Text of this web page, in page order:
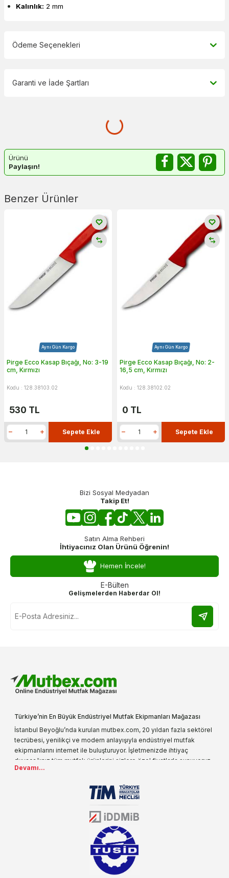
Kalınlık: 2 mm
Ödeme Seçenekleri
Garanti ve İade Şartları
Ürünü
Paylaşın!
Benzer Ürünler
Aynı Gün Kargo
Pirge Ecco Kasap Bıçağı, No: 3-19
cm, Kırmızı
Kodu : 128.38103.02
530 TL
Sepete Ekle
Aynı Gün Kargo
Pirge Ecco Kasap Bıçağı, No: 2-
16,5 cm, Kırmızı
Kodu : 128.38102.02
0 TL
Sepete Ekle
Bizi Sosyal Medyadan
Takip Et!
Satın Alma Rehberi
İhtiyacınız Olan Ürünü Öğrenin!
Hemen İncele!
E-Bülten
Gelişmelerden Haberdar Ol!
Türkiye’nin En Büyük Endüstriyel Mutfak Ekipmanları Mağazası
İstanbul Beyoğlu’nda kurulan mutbex.com, 20 yıldan fazla sektörel
tecrübesi, yenilikçi ve modern anlayışıyla endüstriyel mutfak
ekipmanlarını internet ile buluşturuyor. İşletmenizde ihtiyaç
duyacağınız tüm mutfak ürünlerini sizlere özel fiyatlarla sunuyoruz.
Endüstriyel mutfak malzemesi deyince akla gelen ilk adreslerden
sektörün farklı alanlarında da faliyet gösteren mutbex.com,
Öztiryakiler resmi bayisidir. Öztiryakiler ürünleri üzerinde büyük bir
donanıma sahip ekibi ile müşterilerine koşulsuz destek sunan
mutbex.com ile endüstriyel mutfak malzemeleri konusunda
alacağınız hizmet standartların her zaman üstünde olacaktır.
Devamı...